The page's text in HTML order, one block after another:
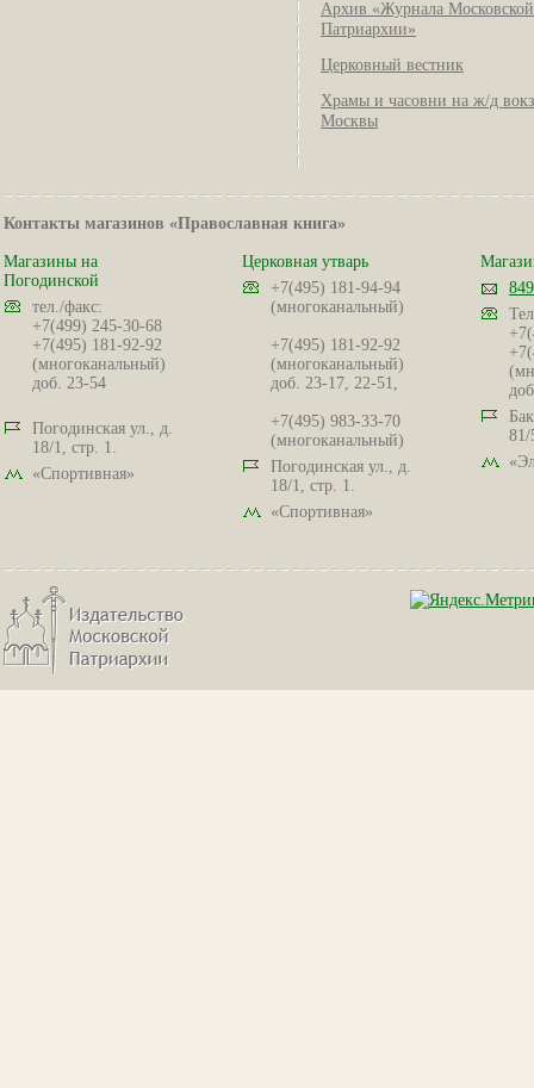
Архив «Журнала Московской
Патриархии»
Церковный вестник
Храмы и часовни на ж/д
Москвы
Контакты магазинов «Православная книга»
Магазины на
Погодинской
тел./факс:
+7(499) 245-30-68
+7(495) 181-92-92
(многоканальный)
доб. 23-54
Погодинская ул., д.
18/1, стр. 1.
«Спортивная»
Церковная утварь
+7(495) 181-94-94
(многоканальный)
+7(495) 181-92-92
(многоканальный)
доб. 23-17, 22-51,
+7(495) 983-33-70
(многоканальный)
Погодинская ул., д.
18/1, стр. 1.
«Спортивная»
81/